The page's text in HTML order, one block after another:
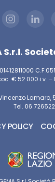
S.r.l.
€ 52.000 i.v. –
Lamaro,
Tel.
POLICY